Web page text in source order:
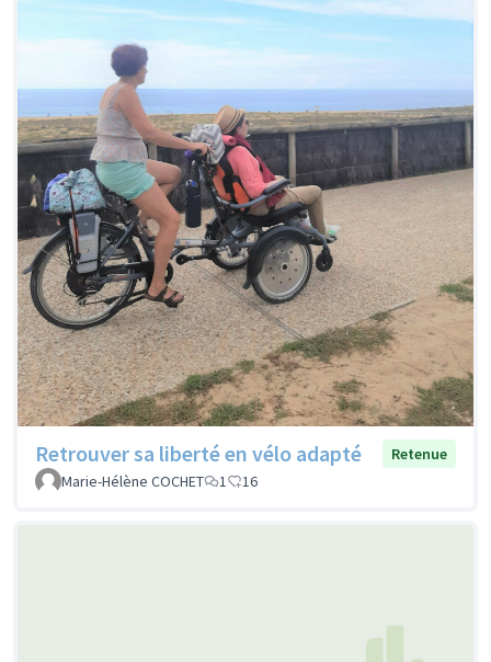
Retrouver sa liberté en vélo adapté
Retenue
Marie-Hélène COCHET
1 16